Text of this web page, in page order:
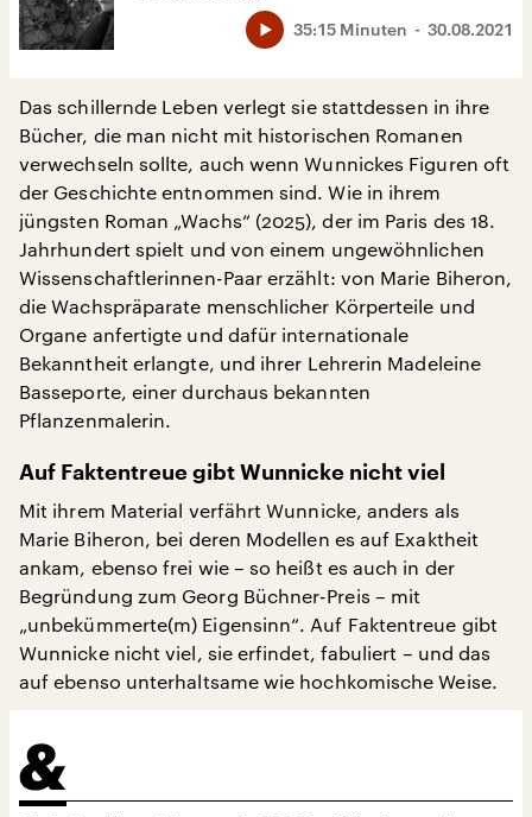
30.08.2021
35:15 Minuten
Das schillernde Leben verlegt sie stattdessen in ihre
Bücher, die man nicht mit historischen Romanen
verwechseln sollte, auch wenn Wunnickes Figuren oft
der Geschichte entnommen sind. Wie in ihrem
jüngsten Roman „Wachs“ (2025), der im Paris des 18.
Jahrhundert spielt und von einem ungewöhnlichen
Wissenschaftlerinnen-Paar erzählt: von Marie Biheron,
die Wachspräparate menschlicher Körperteile und
Organe anfertigte und dafür internationale
Bekanntheit erlangte, und ihrer Lehrerin Madeleine
Basseporte, einer durchaus bekannten
Pflanzenmalerin.
Auf Faktentreue gibt Wunnicke nicht viel
Mit ihrem Material verfährt Wunnicke, anders als
Marie Biheron, bei deren Modellen es auf Exaktheit
ankam, ebenso frei wie – so heißt es auch in der
Begründung zum Georg Büchner-Preis – mit
„unbekümmerte(m) Eigensinn“. Auf Faktentreue gibt
Wunnicke nicht viel, sie erfindet, fabuliert – und das
auf ebenso unterhaltsame wie hochkomische Weise.